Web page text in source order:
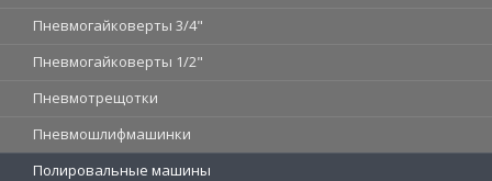
Пневмогайковерты 3/4"
Пневмогайковерты 1/2"
Пневмотрещотки
Пневмошлифмашинки
Полировальные машины